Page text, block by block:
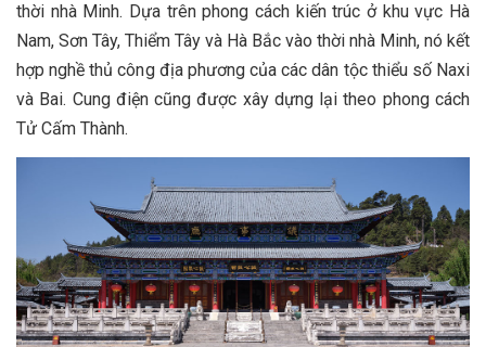
thời nhà Minh. Dựa trên phong cách kiến ​​trúc ở khu vực Hà
Nam, Sơn Tây, Thiểm Tây và Hà Bắc vào thời nhà Minh, nó kết
hợp nghề thủ công địa phương của các dân tộc thiểu số Naxi
và Bai. Cung điện cũng được xây dựng lại theo phong cách
Tử Cấm Thành.